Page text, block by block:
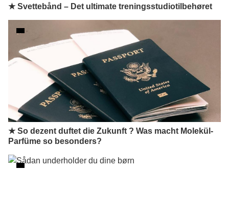
★ Svettebånd – Det ultimate treningsstudiotilbehøret
★ So dezent duftet die Zukunft ? Was macht Molekül-
Parfüme so besonders?